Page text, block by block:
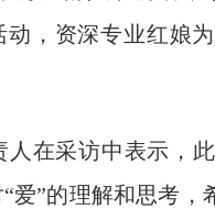
动，资深专业红娘
采访中表示，此
爱”的理解和思考